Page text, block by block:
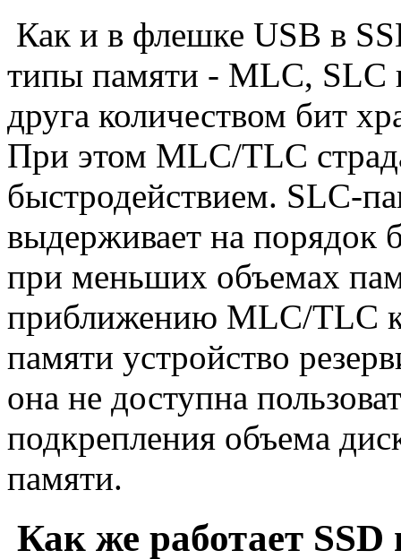
Как и в флешке USB в
типы памяти - MLC, SLC
друга количеством бит
При этом MLC/TLC
быстродействием. SLC-
выдерживает на порядок
при меньших объемах
приближению MLC/TLC к
памяти устройство
она не доступна
подкрепления объема
памяти.
Как же работает SSD